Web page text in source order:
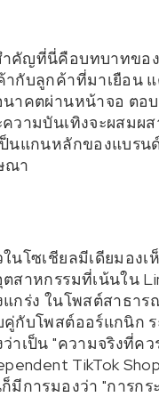
ำคัญที่นี่คือบทบาทของ
ากับลูกค้าที่มาเยือน
าคตผ่านหน้าจอ ตอ
วามบันเทิงจะผสมผ
นแกนหลักของแบรน
ณา
นโซเชียลมีเดียมอง
สาหกรรมที่เน้นใน
กร่ง ในโพสต์สาธาร
คู่กับโพสต์ออร์แกนิก
าเป็น "ความจริงที่ค
TikTok
มีการมองว่า "การก